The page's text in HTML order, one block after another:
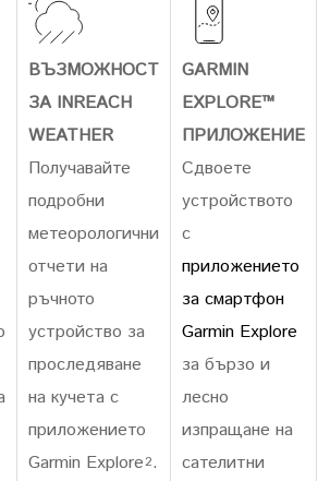
ВЪЗМОЖНОСТ
ЗА INREACH
WEATHER
Получавайте
подробни
метеорологични
отчети на
ръчното
устройство за
проследяване
на кучета с
приложението
Garmin Explore2.
GARMIN
EXPLORE™
ПРИЛОЖЕНИЕ
Сдвоете
устройството
с
приложението
за смартфон
Garmin Explore
за бързо и
лесно
изпращане на
сателитни